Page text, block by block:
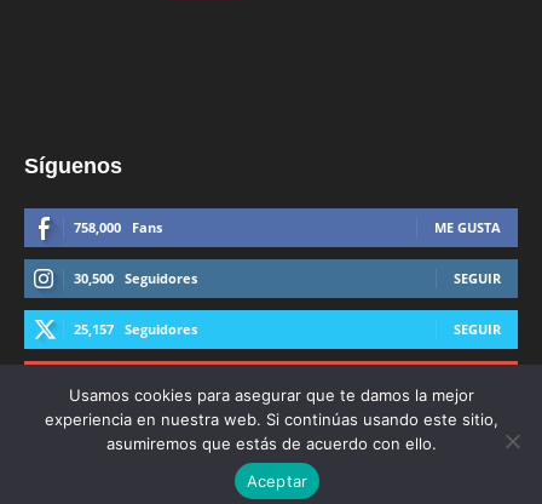
Síguenos
758,000 Fans ME GUSTA
30,500 Seguidores SEGUIR
25,157 Seguidores SEGUIR
© Derechos Reservados AFmedios 2021
Usamos cookies para asegurar que te damos la mejor
experiencia en nuestra web. Si continúas usando este sitio,
asumiremos que estás de acuerdo con ello.
Aceptar